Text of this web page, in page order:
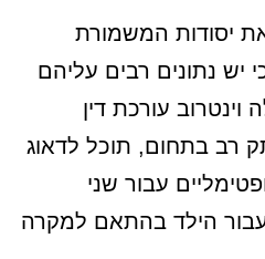
יסודות המשמורת
יש נתונים רבים עליהם
עורכת דין
רב בתחום, תוכל לדאוג
עבור שני
עבור הילד בהתאם למקרה